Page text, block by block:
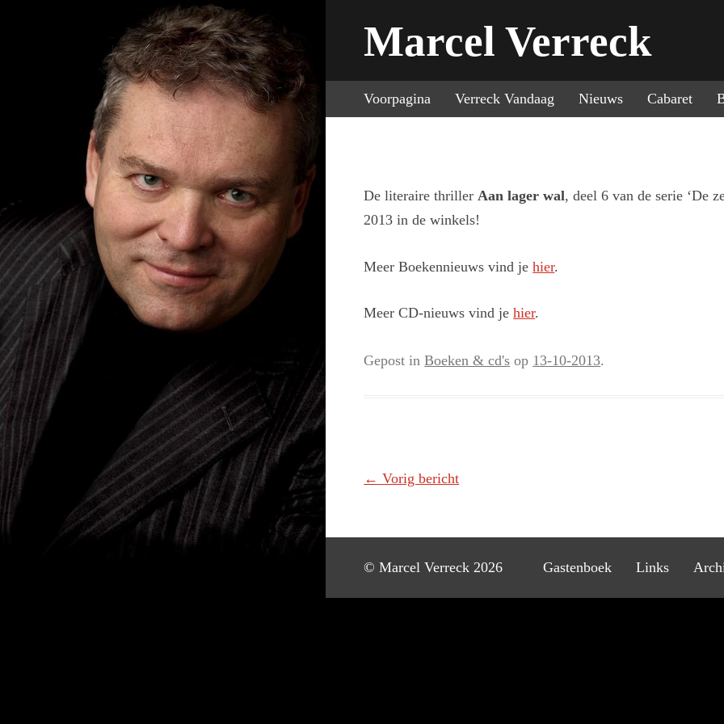
Marcel Verreck
Voorpagina Verreck Vandaag Nieuws Cabaret
De literaire thrillerAan lager wal, deel 6 van de serie ‘De
2013 in de winkels!
Meer Boekennieuws vind jehier.
Meer CD-nieuws vind jehier.
Gepost inBoeken & cd's op 13-10-2013.
Berichtnavigatie
← Vorig bericht
© Marcel Verreck 2026Gastenboek Links